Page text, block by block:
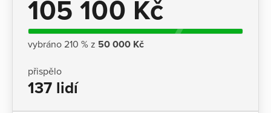
105 100 Kč
vybráno 210 % z 50 000 Kč
přispělo
137 lidí